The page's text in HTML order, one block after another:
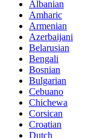
Albanian
Amharic
Armenian
Azerbaijani
Belarusian
Bengali
Bosnian
Bulgarian
Cebuano
Chichewa
Corsican
Croatian
Dutch